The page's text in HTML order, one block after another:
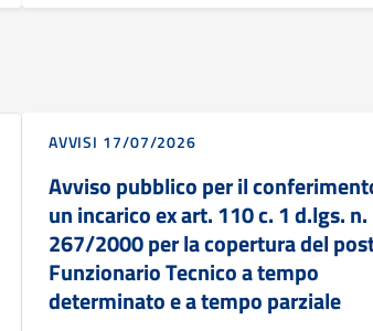
AVVISI 17/07/2026
Avviso pubblico per il
un incarico ex art. 110 c. 1 d.lgs. n.
267/2000 per la copertura del
Funzionario Tecnico a tempo
determinato e a tempo parziale